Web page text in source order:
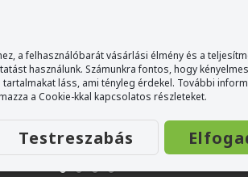
a felhasználóbarát vásárlási élmény és a
használunk. Számunkra fontos, hogy
láss, ami tényleg érdekel. További
a Cookie-kkal kapcsolatos részleteket.
Testreszabás